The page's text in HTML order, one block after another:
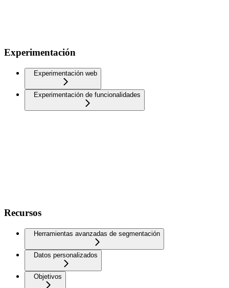
Experimentación
Experimentación web
Experimentación de funcionalidades
Recursos
Herramientas avanzadas de segmentación
Datos personalizados
Objetivos